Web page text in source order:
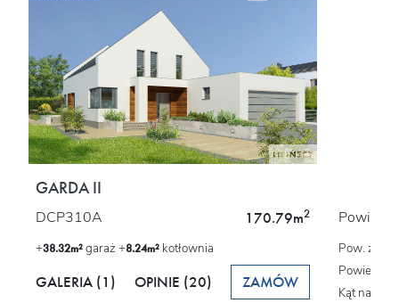
GARDA II
DCP310A 170.79m2
+38.32m²garaż +8.24m² kotłownia
GALERIA (1) OPINIE (20) ZAMÓW
Pow.
Kąt